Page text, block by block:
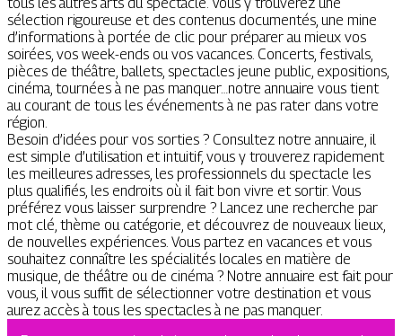
sélection rigoureuse et des contenus documentés, une mine
d’informations à portée de clic pour préparer au mieux vos
soirées, vos week-ends ou vos vacances. Concerts, festivals,
pièces de théâtre, ballets, spectacles jeune public, expositions,
cinéma, tournées à ne pas manquer…notre annuaire vous tient
au courant de tous les événements à ne pas rater dans votre
région.
Besoin d’idées pour vos sorties ? Consultez notre annuaire, il
est simple d’utilisation et intuitif, vous y trouverez rapidement
les meilleures adresses, les professionnels du spectacle les
plus qualifiés, les endroits où il fait bon vivre et sortir. Vous
préférez vous laisser surprendre ? Lancez une recherche par
mot clé, thème ou catégorie, et découvrez de nouveaux lieux,
de nouvelles expériences. Vous partez en vacances et vous
souhaitez connaître les spécialités locales en matière de
musique, de théâtre ou de cinéma ? Notre annuaire est fait pour
vous, il vous suffit de sélectionner votre destination et vous
aurez accès à tous les spectacles à ne pas manquer.